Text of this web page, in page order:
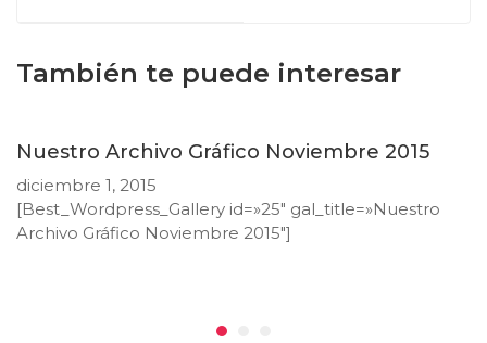
También te puede interesar
Nuestro Archivo Gráfico Noviembre 2015
diciembre 1, 2015
[Best_Wordpress_Gallery id=»25″ gal_title=»Nuestro
Archivo Gráfico Noviembre 2015″]